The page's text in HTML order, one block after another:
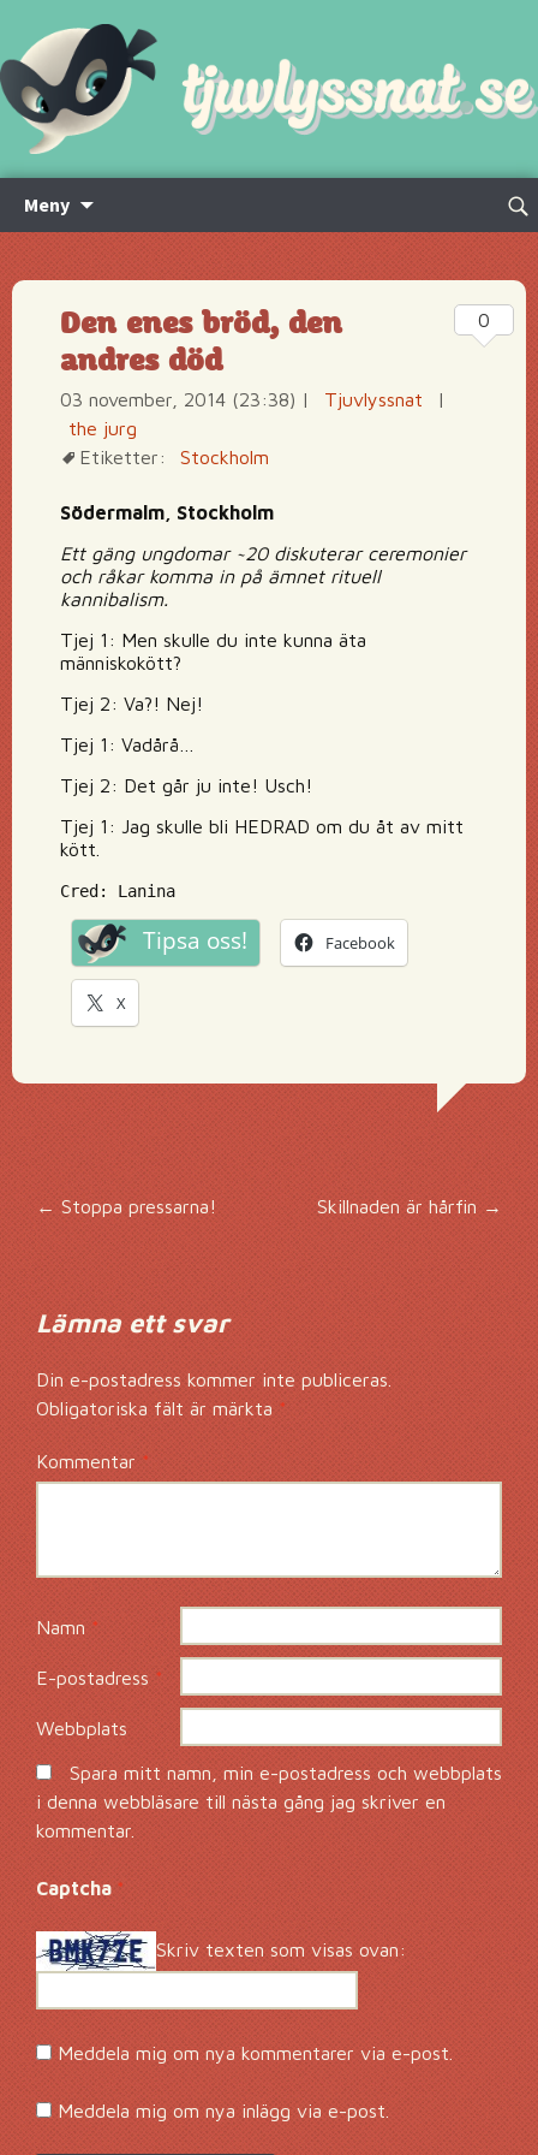
Meny
innehåll
Sök
Den enes bröd, den
andres död
03 november, 2014 (23:38) | Tjuvlyssnat
|
the jurg
Etiketter:
Stockholm
Södermalm, Stockholm
Ett gäng ungdomar ~20 diskuterar ceremonier
och råkar komma in på ämnet rituell
kannibalism.
Tjej 1: Men skulle du inte kunna äta
människokött?
Tjej 2: Va?! Nej!
Tjej 1: Vadårå…
Tjej 2: Det går ju inte! Usch!
Tjej 1: Jag skulle bli HEDRAD om du åt av mitt
kött.
Cred: Lanina
Tipsa oss! Facebook
X
0
Inläggsnavigering
←Stoppa pressarna! Skillnaden är hårfin →
Lämna ett svar
Din e-postadress kommer inte publiceras.
Obligatoriska fält är märkta*
Kommentar*
Namn*
E-postadress*
Webbplats
Spara mitt namn, min e-postadress och webbplats
i denna webbläsare till nästa gång jag skriver en
kommentar.
Captcha *
Skriv texten som visas ovan:
Meddela mig om nya kommentarer via e-post.
Meddela mig om nya inlägg via e-post.